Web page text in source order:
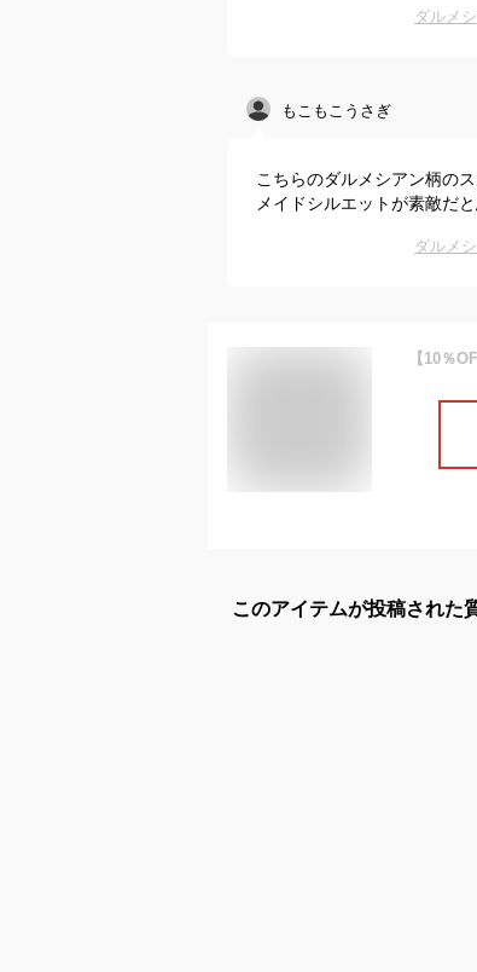
ダルメ
もこもこうさぎ
こちらのダルメシアン柄の
メイドシルエットが素敵だ
ダルメ
このアイテムが投稿された